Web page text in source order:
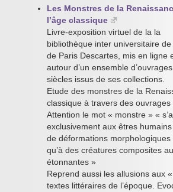
Les Monstres de la
l’âge classique
Livre-exposition virtuel de la la
bibliothèque inter universitaire
de Paris Descartes, mis en ligne
autour d’un ensemble
siècles issus de ses collections.
Etude des monstres de la
classique à travers des ouvrages
Attention le mot « monstre » «
exclusivement aux êtres
de déformations
qu’à des créatures composites
étonnantes »
Reprend aussi les allusions aux
textes littéraires de l’époque.